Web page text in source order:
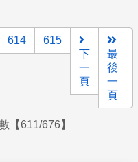
614
615
下
一
頁
最
後
一
頁
【611/676】